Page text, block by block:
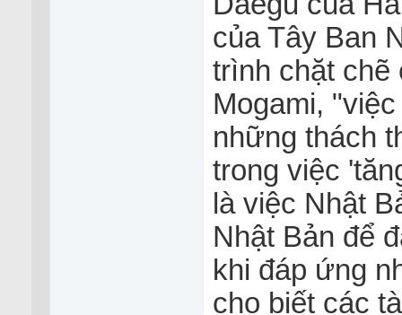
của Tây Ban
trình chặt chẽ
Mogami,
những thách
trong việc
là việc Nhật
Nhật Bản để
khi đáp ứng
cho biết các